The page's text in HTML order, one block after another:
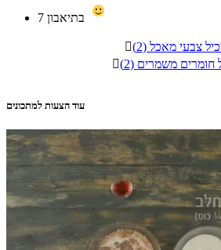
7

צבעי מאכל (2)

חומרים משמרים (2)
עוד הצעות למתכונים